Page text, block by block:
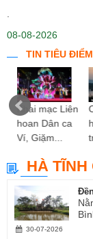
08-08-2026
TIN TIÊU ĐIỂM
Khai mạc Liên
hoan Dân ca
Ví, Giặm...
HÀ TĨNH
30-07-2026